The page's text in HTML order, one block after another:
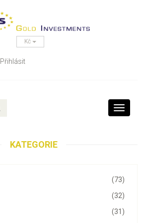
Kč
Přihlásit
Toggle
KATEGORIE
(73)
(32)
(31)